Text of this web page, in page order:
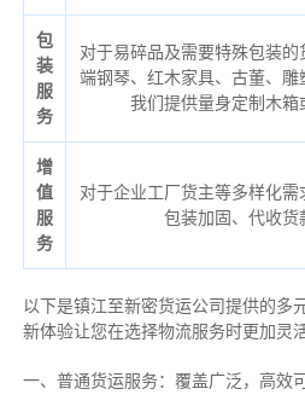
包
装
服
务
对于易碎品及需要特殊包装
端钢琴、红木家具、古董、雕
我们提供量身定制木箱
增
值
服
务
对于企业工厂货主等多样化需
包装加固、代收货
以下是镇江至新密货运公司提供的多
新体验让您在选择物流服务时更加灵
一、普通货运服务：覆盖广泛，高效